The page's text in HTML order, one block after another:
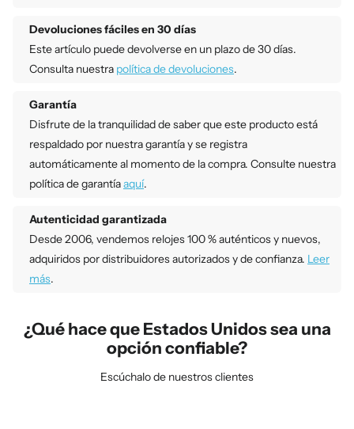
Devoluciones fáciles en 30 días
Este artículo puede devolverse en un plazo de 30 días.
Consulta nuestra política de devoluciones.
Garantía
Disfrute de la tranquilidad de saber que este producto está
respaldado por nuestra garantía y se registra
automáticamente al momento de la compra. Consulte nuestra
política de garantíaaquí.
Autenticidad garantizada
Desde 2006, vendemos relojes 100 % auténticos y nuevos,
adquiridos por distribuidores autorizados y de confianza. Leer
más.
¿Qué hace que Estados Unidos sea una
opción confiable?
Escúchalo de nuestros clientes